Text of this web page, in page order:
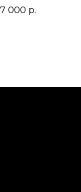
000 р.